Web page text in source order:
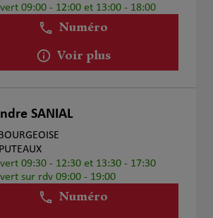
09:00 - 12:00 et 13:00 - 18:00
Numéro
Voir plus
SANIAL
09:30 - 12:30 et 13:30 - 17:30
sur rdv 09:00 - 19:00
Numéro